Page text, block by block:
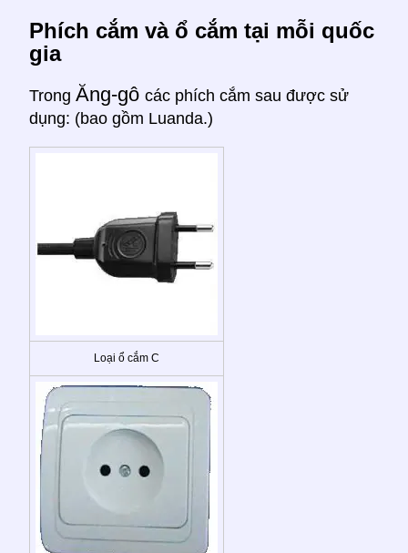
Phích cắm và ổ cắm tại mỗi quốc
gia
Trong Ăng-gô các phích cắm sau được sử
dụng: (bao gồm Luanda.)
Loại ổ cắm C